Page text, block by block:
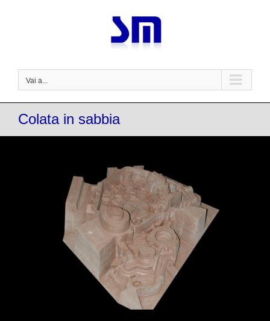
Vai a...
Colata in sabbia